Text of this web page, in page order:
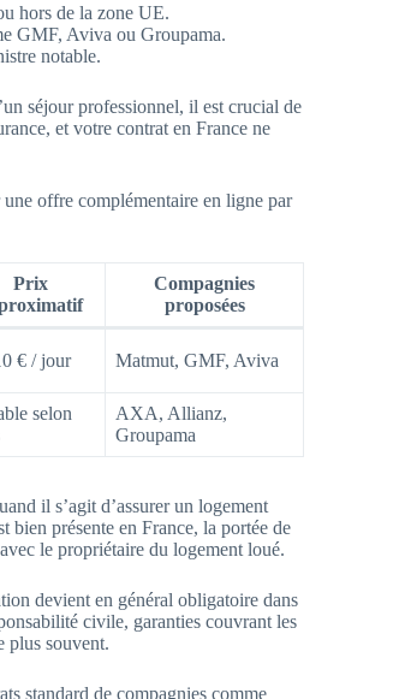
hors de la zone UE.
GMF, Aviva ou Groupama.
notable.
séjour professionnel, il est crucial de
et votre contrat en France ne
offre complémentaire en ligne par
Prix
Compagnies
proposées
€ / jour Matmut, GMF, Aviva
selon
AXA, Allianz,
Groupama
il s’agit d’assurer un logement
bien présente en France, la portée de
le propriétaire du logement loué.
devient en général obligatoire dans
civile, garanties couvrant les
plus souvent.
standard de compagnies comme